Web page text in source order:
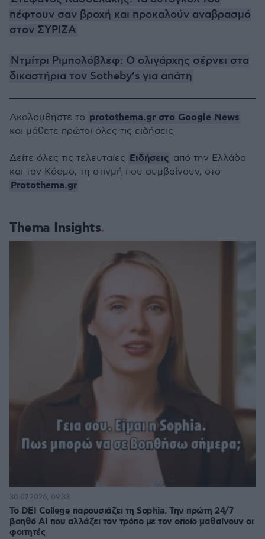
πέφτουν σαν βροχή και προκαλούν αναβρασμό
στον ΣΥΡΙΖΑ
Ντμίτρι Ριμπολόβλεφ: Ο ολιγάρχης σέρνει στα
δικαστήρια τον Sotheby’s για απάτη
Thema Insights
Το DEI College παρουσιάζει τη Sophia. Την πρώτη 24/7
βοηθό AI που αλλάζει τον τρόπο με τον οποίο μαθαίνουν οι
φοιτητές
30.07.2026, 09:33
Ακολουθήστε το protothema.gr στο Google News
και μάθετε πρώτοι όλες τις ειδήσεις
Δείτε όλες τις τελευταίες Ειδήσεις από την Ελλάδα
και τον Κόσμο, τη στιγμή που συμβαίνουν, στο
Protothema.gr